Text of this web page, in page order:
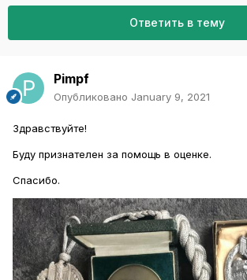
Ответить в тему
Pimpf
Опубликовано January 9, 2021
Здравствуйте!
Буду признателен за помощь в оценке.
Спасибо.